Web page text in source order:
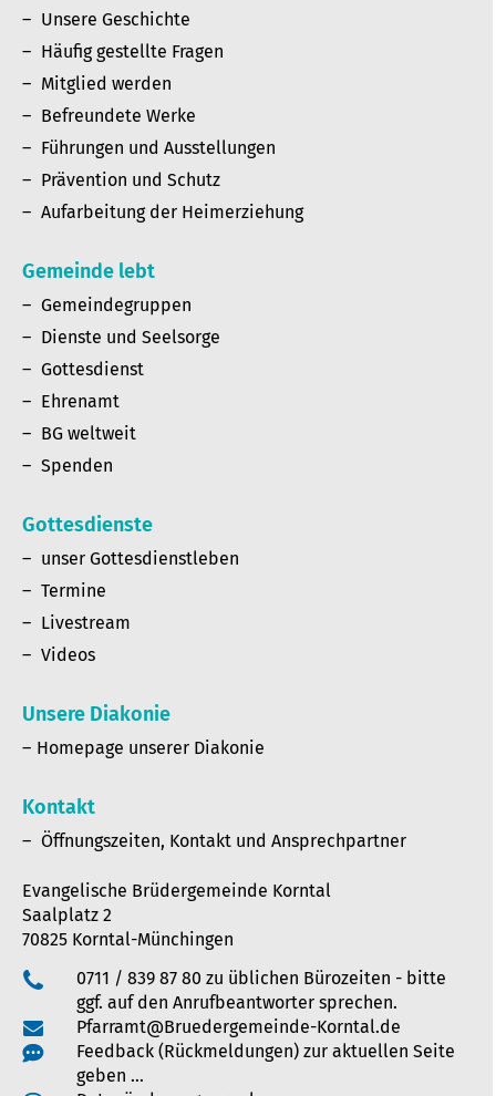
Unsere Geschichte
Häufig gestellte Fragen
Mitglied werden
Befreundete Werke
Führungen und Ausstellungen
Prävention und Schutz
Aufarbeitung der Heimerziehung
Gemeinde lebt
Gemeindegruppen
Dienste und Seelsorge
Gottesdienst
Ehrenamt
BG weltweit
Spenden
Gottesdienste
unser Gottesdienstleben
Termine
Livestream
Videos
Unsere Diakonie
Homepage unserer Diakonie
Kontakt
Öffnungszeiten, Kontakt und Ansprechpartner
Evangelische Brüdergemeinde Korntal
Saalplatz 2
70825 Korntal-Münchingen
0711 / 839 87 80 zu üblichen Bürozeiten - bitte
ggf. auf den Anrufbeantworter sprechen.
Pfarramt@Bruedergemeinde-Korntal.de
Feedback (Rückmeldungen) zur aktuellen Seite
geben …